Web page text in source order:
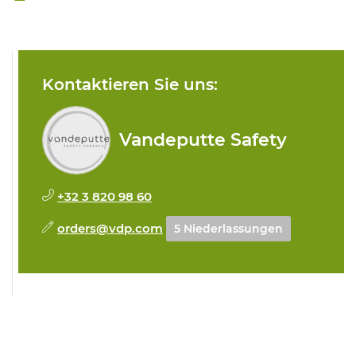
Kontaktieren Sie uns:
Vandeputte Safety
+32 3 820 98 60
orders@vdp.com 5 Niederlassungen